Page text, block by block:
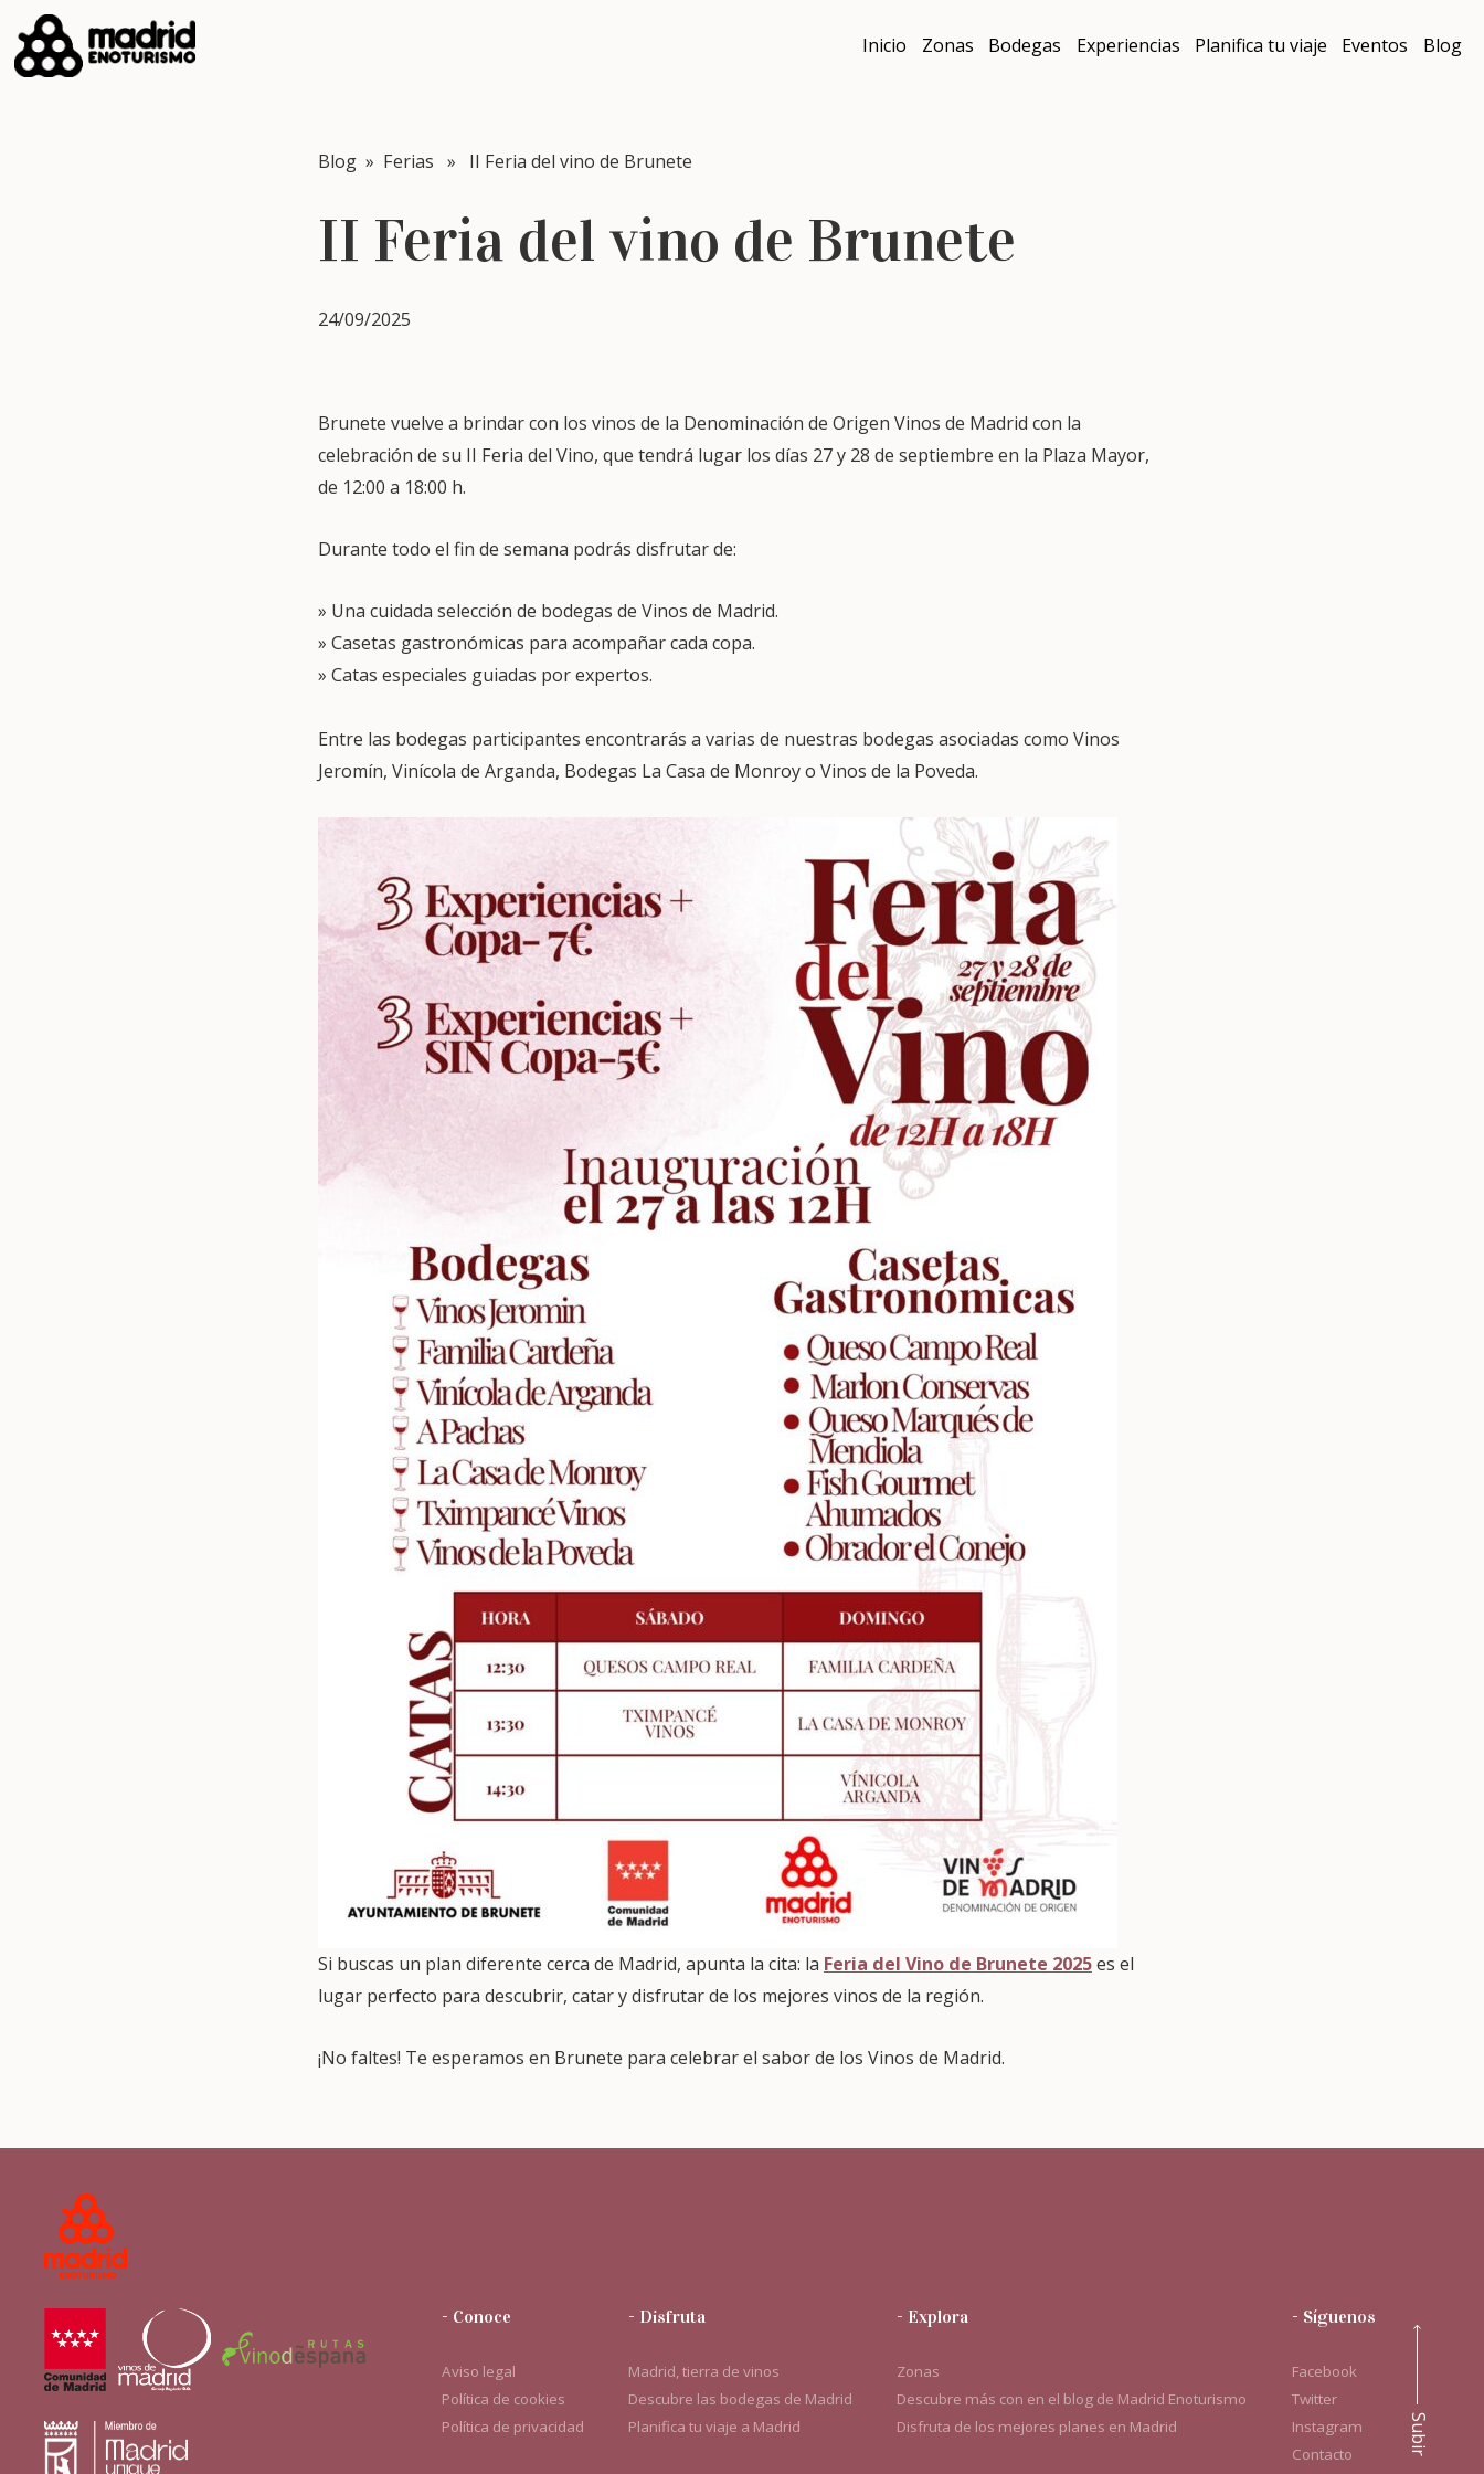
Inicio Zonas Bodegas Experiencias Planifica tu viaje Eventos Blog
Blog » Ferias » II Feria del vino de Brunete
II Feria del vino de Brunete
24/09/2025
Brunete vuelve a brindar con los vinos de la Denominación de Origen Vinos de Madrid con la
celebración de su II Feria del Vino, que tendrá lugar los días 27 y 28 de septiembre en la Plaza Mayor,
de 12:00 a 18:00 h.
Durante todo el fin de semana podrás disfrutar de:
» Una cuidada selección de bodegas de Vinos de Madrid.
» Casetas gastronómicas para acompañar cada copa.
» Catas especiales guiadas por expertos.
Entre las bodegas participantes encontrarás a varias de nuestras bodegas asociadas como Vinos
Jeromín, Vinícola de Arganda, Bodegas La Casa de Monroy o Vinos de la Poveda.
Si buscas un plan diferente cerca de Madrid, apunta la cita: la Feria del Vino de Brunete 2025es el
lugar perfecto para descubrir, catar y disfrutar de los mejores vinos de la región.
¡No faltes! Te esperamos en Brunete para celebrar el sabor de los Vinos de Madrid.
- Conoce
Aviso legal
Política de cookies
Política de privacidad
- Disfruta
Madrid, tierra de vinos
Descubre las bodegas de Madrid
Planifica tu viaje a Madrid
- Explora
Zonas
Descubre más con en el blog de Madrid Enoturismo
Disfruta de los mejores planes en Madrid
- Síguenos
Facebook
Twitter
Instagram
Contacto
Subir